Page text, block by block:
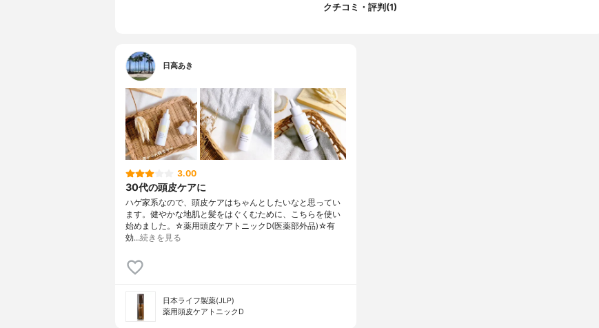
クチコミ・評判(1)
日高あき
3.00
30代の頭皮ケアに
ハゲ家系なので、頭皮ケアはちゃんとしたいなと思ってい
ます。健やかな地肌と髪をはぐくむために、こちらを使い
始めました。☆薬用頭皮ケアトニックD(医薬部外品)☆有
効…続きを見る
日本ライフ製薬(JLP)
薬用頭皮ケアトニックD